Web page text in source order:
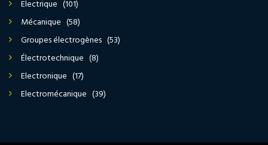
Electrique (101)
Mécanique (58)
Groupes électrogènes (53)
Électrotechnique (8)
Electronique (17)
Electromécanique (39)